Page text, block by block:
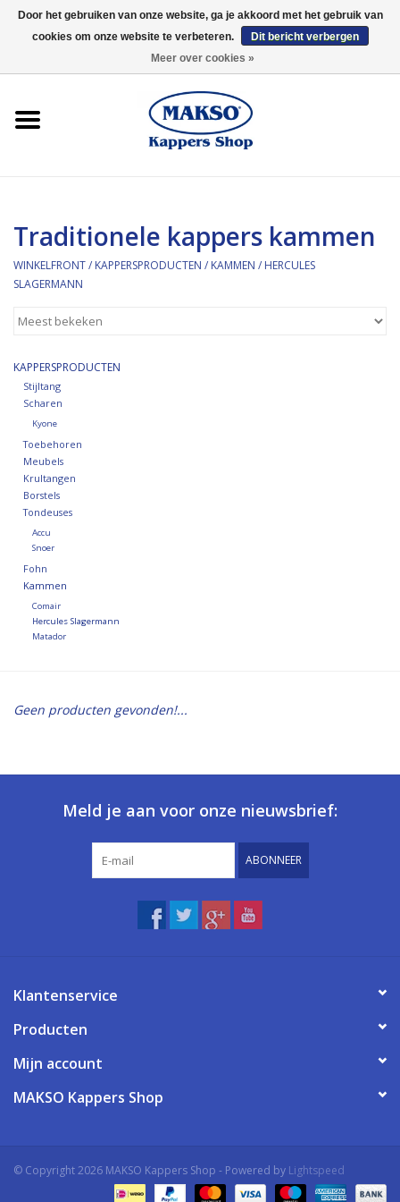
0 Artikelen - €0,00
Kaaral
360
Merken
Traditionele kappers kammen
WINKELFRONT/ KAPPERSPRODUCTEN / KAMMEN / HERCULES
SLAGERMANN
KAPPERSPRODUCTEN
Stijltang
Scharen
Kyone
Toebehoren
Meubels
Krultangen
Borstels
Tondeuses
Accu
Snoer
Fohn
Kammen
Comair
Hercules Slagermann
Matador
Geen producten gevonden!...
Meld je aan voor onze nieuwsbrief:
ABONNEER
Klantenservice
Producten
Mijn account
MAKSO Kappers Shop
© Copyright 2026 MAKSO Kappers Shop - Powered by Lightspeed
Door het gebruiken van onze website, ga je akkoord met het gebruik van
cookies om onze website te verbeteren.
Dit bericht verbergen
Meer over cookies »